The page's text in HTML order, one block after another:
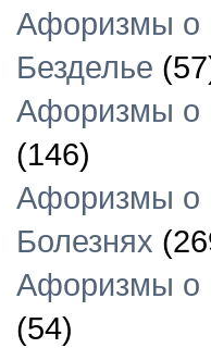
Афоризмы о
Безделье
Афоризмы о
(146)
Афоризмы о
Болезнях
Афоризмы о
(54)